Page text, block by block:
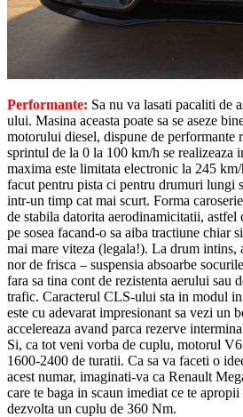
Performante: Sa nu va lasati pacaliti de
ului. Masina aceasta poate sa se aseze
motorului diesel, dispune de performante
sprintul de la 0 la 100 km/h se realizeaza
maxima este limitata electronic la 245
facut pentru pista ci pentru drumuri lungi
intr-un timp cat mai scurt. Forma
de stabila datorita aerodinamicitatii, astfel
pe sosea facand-o sa aiba tractiune chiar
mai mare viteza (legala!). La drum intins,
nor de frisca – suspensia absoarbe
fara sa tina cont de rezistenta aerului sau
trafic. Caracterul CLS-ului sta in modul
este cu adevarat impresionant sa vezi un
accelereaza avand parca rezerve
Si, ca tot veni vorba de cuplu, motorul
1600-2400 de turatii. Ca sa va faceti o
acest numar, imaginati-va ca Renault
care te baga in scaun imediat ce te
dezvolta un cuplu de 360 Nm.